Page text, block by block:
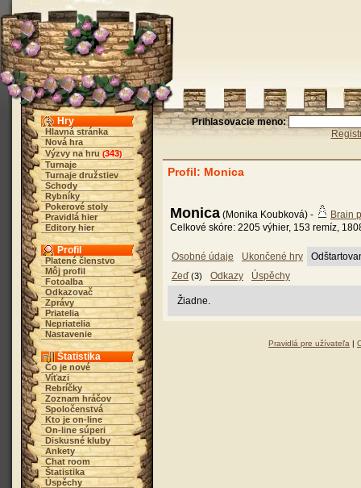
Hry
Hlavná stránka
Nová hra
Výzvy na hru (343)
Turnaje
Turnaje družstiev
Schody
Rybníky
Pokerové stoly
Pravidlá hier
Editory hier
Profil
Platené členstvo
Môj profil
Fotoalba
Odkazovač
Zprávy
Priatelia
Nepriatelia
Nastavenie
Štatistika
Čo je nové
Víťazi
Rebríčky
Zoznam hráčov
Spoločenstvá
Kto je on-line
On-line súperi
Diskusné kluby
Ankety
Chat room
Štatistika
Úspěchy
Prihlasovacie meno:
Profil: Monica
Monica (Monika Koubková) -
Brain
Celkové skóre: 2205 výhier, 153 remíz,
Osobné údaje Ukončené hry
Zeď (3) Odkazy Úspěchy
Žiadne.
Pravidlá pre užívateľa |